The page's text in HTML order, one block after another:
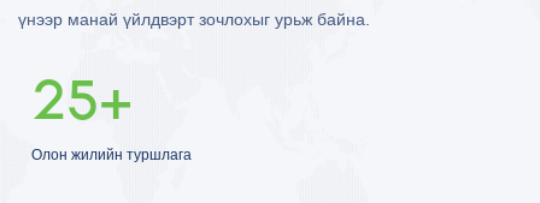
үнээр манай үйлдвэрт зочлохыг урьж байна.
25+
Олон жилийн туршлага